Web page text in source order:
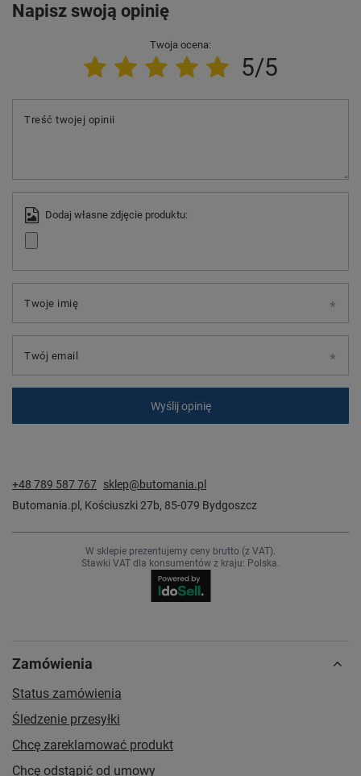
Napisz swoją opinię
Twoja ocena:
5/5
Treść twojej opinii
Dodaj własne zdjęcie produktu:
Twoje imię
Twój email
Wyślij opinię
+48 789 587 767 sklep@butomania.pl
Butomania.pl , Kościuszki 27b, 85-079 Bydgoszcz
W sklepie prezentujemy ceny brutto (z VAT).
Stawki VAT dla konsumentów z kraju: Polska.
Zamówienia
Status zamówienia
Śledzenie przesyłki
Chcę zareklamować produkt
Chcę odstąpić od umowy